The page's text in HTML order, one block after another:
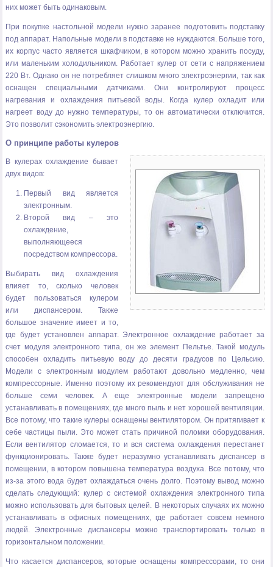
них может быть одинаковым.
При покупке настольной модели нужно заранее подготовить подставку
под аппарат. Напольные модели в подставке не нуждаются. Больше того,
их корпус часто является шкафчиком, в котором можно хранить посуду,
или маленьким холодильником. Работает кулер от сети с напряжением
220 Вт. Однако он не потребляет слишком много электроэнергии, так как
оснащен специальными датчиками. Они контролируют процесс
нагревания и охлаждения питьевой воды. Когда кулер охладит или
нагреет воду до нужно температуры, то он автоматически отключится.
Это позволит сэкономить электроэнергию.
О принципе работы кулеров
В кулерах охлаждение бывает
двух видов:
Первый вид является
электронным.
Второй вид – это
охлаждение,
выполняющееся
посредством компрессора.
Выбирать вид охлаждения
влияет то, сколько человек
будет пользоваться кулером
или диспансером. Также
большое значение имеет и то,
где будет установлен аппарат. Электронное охлаждение работает за
счет модуля электронного типа, он же элемент Пельтье. Такой модуль
способен охладить питьевую воду до десяти градусов по Цельсию.
Модели с электронным модулем работают довольно медленно, чем
компрессорные. Именно поэтому их рекомендуют для обслуживания не
больше семи человек. А еще электронные модели запрещено
устанавливать в помещениях, где много пыль и нет хорошей вентиляции.
Все потому, что такие кулеры оснащены вентилятором. Он притягивает к
себе частицы пыли. Это может стать причиной поломки оборудования.
Если вентилятор сломается, то и вся система охлаждения перестанет
функционировать. Также будет неразумно устанавливать диспансер в
помещении, в котором повышена температура воздуха. Все потому, что
из-за этого вода будет охлаждаться очень долго. Поэтому вывод можно
сделать следующий: кулер с системой охлаждения электронного типа
можно использовать для бытовых целей. В некоторых случаях их можно
устанавливать в офисных помещениях, где работает совсем немного
людей. Электронные диспансеры можно транспортировать только в
горизонтальном положении.
Что касается диспансеров, которые оснащены компрессорами, то они